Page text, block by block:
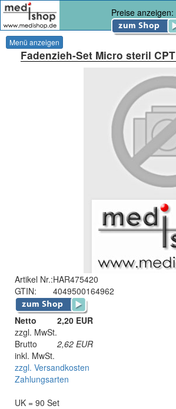
Preise anzeigen:
Menü anzeigen
Fadenzieh-Set Micro steril CPT
Artikel Nr.:HAR475420
GTIN:
4049500164962
Netto
2,20 EUR
zzgl. MwSt.
Brutto
2,62 EUR
inkl. MwSt.
zzgl. Versandkosten
Zahlungsarten
UK = 90 Set